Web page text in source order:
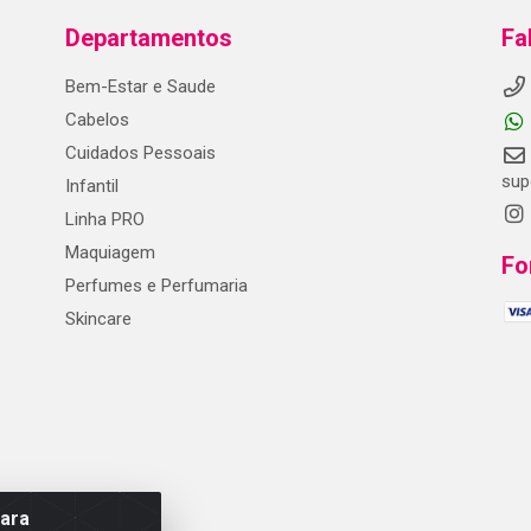
Departamentos
Bem-Estar e Saude
Cabelos
Cuidados Pessoais
Infantil
Linha PRO
Maquiagem
Perfumes e Perfumaria
Skincare